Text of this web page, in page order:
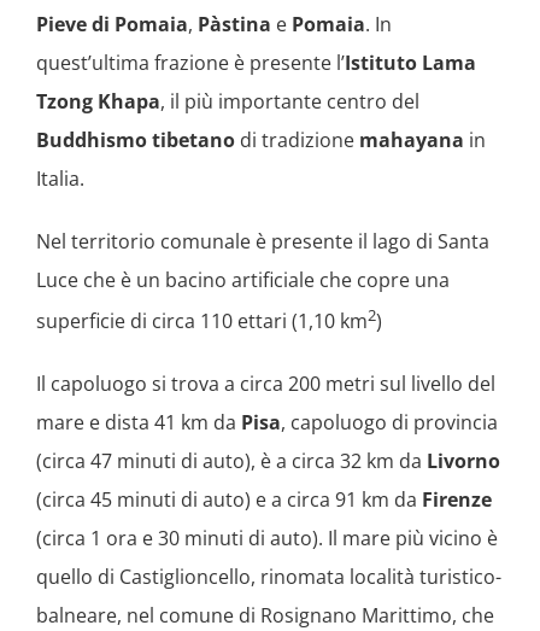
Pieve di Pomaia, Pàstina e Pomaia. In
quest’ultima frazione è presente l’Istituto Lama
Tzong Khapa, il più importante centro del
Buddhismo tibetano di tradizione mahayana in
Italia.
Nel territorio comunale è presente il lago di Santa
Luce che è un bacino artificiale che copre una
superficie di circa 110 ettari (1,10 km2)
Il capoluogo si trova a circa 200 metri sul livello del
mare e dista 41 km da Pisa, capoluogo di provincia
(circa 47 minuti di auto), è a circa 32 km da Livorno
(circa 45 minuti di auto) e a circa 91 km da Firenze
(circa 1 ora e 30 minuti di auto). Il mare più vicino è
quello di Castiglioncello, rinomata località turistico-
balneare, nel comune di Rosignano Marittimo, che